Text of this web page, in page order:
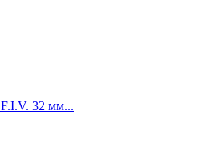
32 мм...